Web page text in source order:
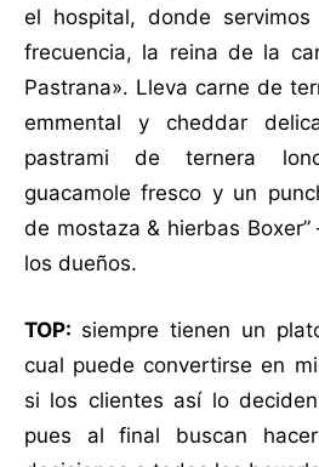
el hospital, donde
frecuencia, la reina de la
Pastrana». Lleva carne de
emmental y cheddar
pastrami de ternera
guacamole fresco y un
de mostaza & hierbas
los dueños.
TOP: siempre tienen un
cual puede convertirse en
si los clientes así lo
pues al final buscan